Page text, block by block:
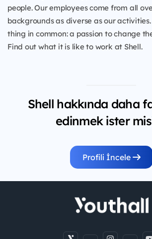
people. Our employees come from all
backgrounds as diverse as our
thing in common: a passion to change
Find out what it is like to work at Shell.
Shell hakkında daha
edinmek ister
Profili İncele